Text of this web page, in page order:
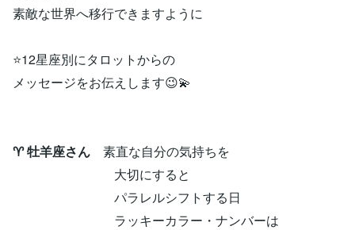
素敵な世界へ移行できますように
⭐12星座別にタロットからの
メッセージをお伝えします😉💫
♈ 牡羊座さん 素直な自分の気持ちを
大切にすると
パラレルシフトする日
ラッキーカラー・ナンバーは